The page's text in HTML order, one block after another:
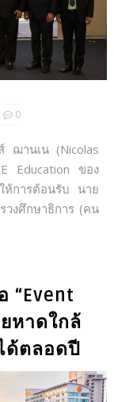
0
ฌานเน (Nicolas
Education ของ
การต้อนรับ นาย
วงศึกษาธิการ (คน
“Event
หาดใกล้
ด้ตลอดปี